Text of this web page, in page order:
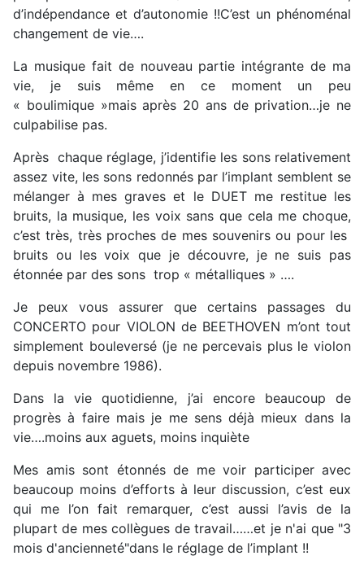
d’indépendance et d’autonomie !!C’est un phénoménal
changement de vie….
La musique fait de nouveau partie intégrante de ma
vie, je suis même en ce moment un peu
« boulimique »mais après 20 ans de privation…je ne
culpabilise pas.
Après chaque réglage, j’identifie les sons relativement
assez vite, les sons redonnés par l’implant semblent se
mélanger à mes graves et le DUET me restitue les
bruits, la musique, les voix sans que cela me choque,
c’est très, très proches de mes souvenirs ou pour les
bruits ou les voix que je découvre, je ne suis pas
étonnée par des sons trop « métalliques » ….
Je peux vous assurer que certains passages du
CONCERTO pour VIOLON de BEETHOVEN m’ont tout
simplement bouleversé (je ne percevais plus le violon
depuis novembre 1986).
Dans la vie quotidienne, j’ai encore beaucoup de
progrès à faire mais je me sens déjà mieux dans la
vie….moins aux aguets, moins inquiète
Mes amis sont étonnés de me voir participer avec
beaucoup moins d’efforts à leur discussion, c’est eux
qui me l’on fait remarquer, c’est aussi l’avis de la
plupart de mes collègues de travail……et je n'ai que "3
mois d'ancienneté"dans le réglage de l’implant !!